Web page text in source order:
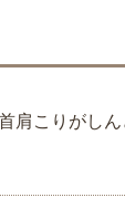
肩こりがし